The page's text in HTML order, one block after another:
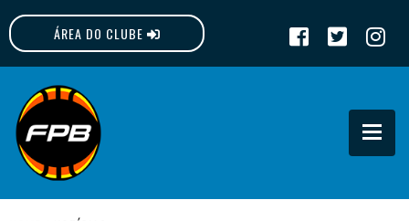
ÁREA DO CLUBE
FPB